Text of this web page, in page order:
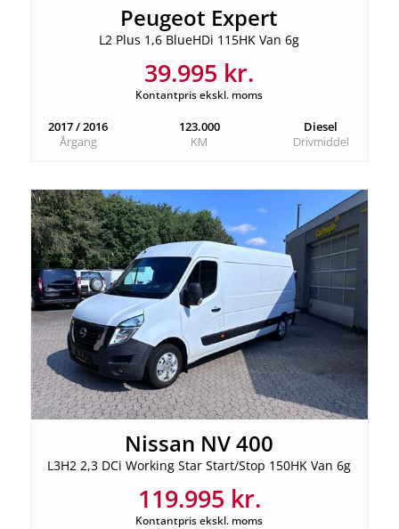
Peugeot Expert
L2 Plus 1,6 BlueHDi 115HK Van 6g
39.995 kr.
Kontantpris ekskl. moms
2017 / 2016
Årgang
123.000
KM
Diesel
Drivmiddel
Nissan NV 400
L3H2 2,3 DCi Working Star Start/Stop 150HK Van 6g
119.995 kr.
Kontantpris ekskl. moms